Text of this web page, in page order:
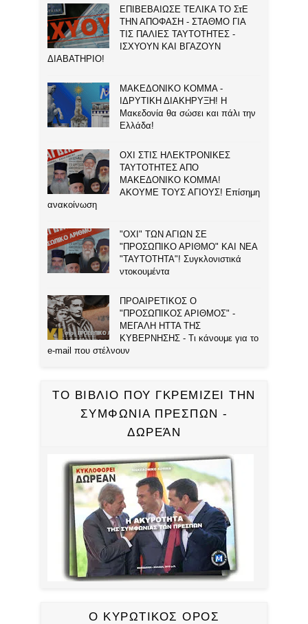
ΕΠΙΒΕΒΑΙΩΣΕ ΤΕΛΙΚΑ ΤΟ ΣτΕ
ΤΗΝ ΑΠΟΦΑΣΗ - ΣΤΑΘΜΟ ΓΙΑ
ΤΙΣ ΠΑΛΙΕΣ ΤΑΥΤΟΤΗΤΕΣ -
ΙΣΧΥΟΥΝ ΚΑΙ ΒΓΑΖΟΥΝ
ΔΙΑΒΑΤΗΡΙΟ!
ΜΑΚΕΔΟΝΙΚΟ ΚΟΜΜΑ -
ΙΔΡΥΤΙΚΗ ΔΙΑΚΗΡΥΞΗ! Η
Μακεδονία θα σώσει και πάλι την
Ελλάδα!
ΟΧΙ ΣΤΙΣ ΗΛΕΚΤΡΟΝΙΚΕΣ
ΤΑΥΤΟΤΗΤΕΣ ΑΠΟ
ΜΑΚΕΔΟΝΙΚΟ ΚΟΜΜΑ!
ΑΚΟΥΜΕ ΤΟΥΣ ΑΓΙΟΥΣ! Επίσημη
ανακοίνωση
"ΟΧΙ" ΤΩΝ ΑΓΙΩΝ ΣΕ
"ΠΡΟΣΩΠΙΚΟ ΑΡΙΘΜΟ" ΚΑΙ ΝΕΑ
"ΤΑΥΤΟΤΗΤΑ"! Συγκλονιστικά
ντοκουμέντα
ΠΡΟΑΙΡΕΤΙΚΟΣ Ο
"ΠΡΟΣΩΠΙΚΟΣ ΑΡΙΘΜΟΣ" -
ΜΕΓΑΛΗ ΗΤΤΑ ΤΗΣ
ΚΥΒΕΡΝΗΣΗΣ - Τι κάνουμε για το
e-mail που στέλνουν
ΤΟ ΒΙΒΛΙΟ ΠΟΥ ΓΚΡΕΜΙΖΕΙ ΤΗΝ
ΣΥΜΦΩΝΙΑ ΠΡΕΣΠΩΝ -
ΔΩΡΕΆΝ
Ο ΚΥΡΩΤΙΚΟΣ ΟΡΟΣ